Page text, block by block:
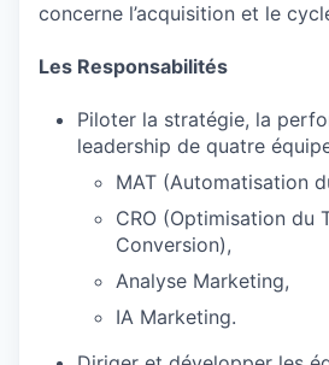
concerne l’acquisition et le
Les Responsabilités
Piloter la stratégie, la
leadership de quatre
MAT (Automatisation
CRO (Optimisation du
Conversion),
Analyse Marketing,
IA Marketing.